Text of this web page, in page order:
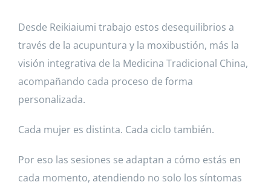
Desde Reikiaiumi trabajo estos desequilibrios a
través de la acupuntura y la moxibustión, más la
visión integrativa de la Medicina Tradicional China,
acompañando cada proceso de forma
personalizada.
Cada mujer es distinta. Cada ciclo también.
Por eso las sesiones se adaptan a cómo estás en
cada momento, atendiendo no solo los síntomas